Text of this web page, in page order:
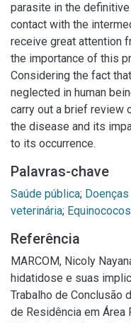
parasite in the
contact with the
receive great attention
the importance of this
Considering the fact
neglected in human
carry out a brief review
the disease and its
to its occurrence.
Palavras-chave
Saúde pública;
veterinária;
Referência
MARCOM, Nicoly
hidatidose e suas
Trabalho de Conclusão
de Residência em